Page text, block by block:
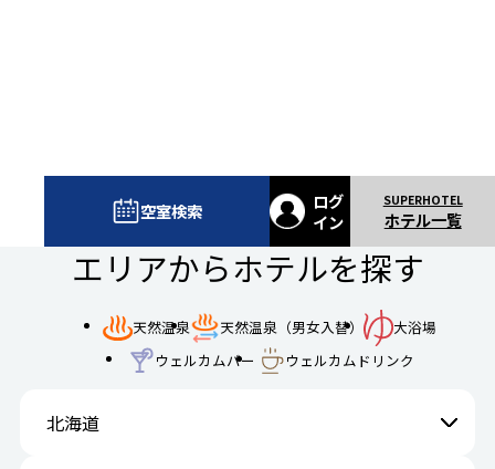
空室検索
ログ
イン
ホテル一覧
エリアからホテルを探す
天然温泉 天然温泉（男女入替）
大浴場
ウェルカムバー
ウェルカムドリンク
北海道